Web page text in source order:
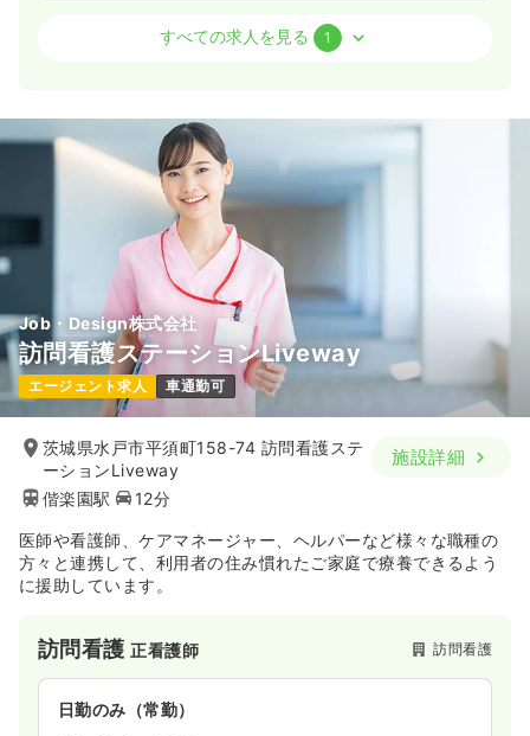
正看護師
/月 賞与3.1ヶ月
※経験17年の例
8:30～17:30（休憩60分）
年間休日120日
オンコールあり
担当業務未経験可
月給27万円以上可
気になる
すべての求人を見る 1
Job・Design株式会社
訪問看護ステーションLiveway
エージェント求人 車通勤可
茨城県水戸市平須町158-74 訪問看護ステ
ーションLiveway
偕楽園駅
12分
施設詳細
医師や看護師、ケアマネージャー、ヘルパーなど様々な職種の
方々と連携して、利用者の住み慣れたご家庭で療養できるよう
に援助しています。
訪問看護正看護師 訪問看護
日勤のみ（常勤）